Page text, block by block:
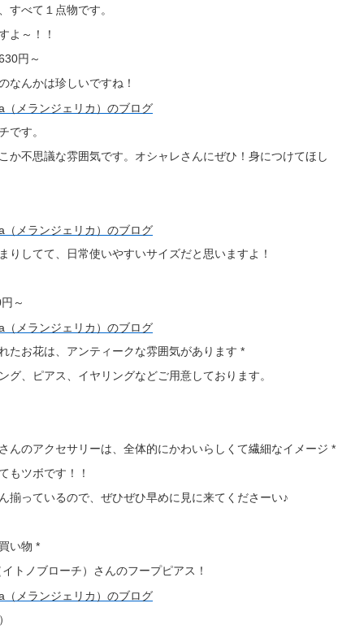
すべて１点物です。
よ～！！
円～
なんかは珍しいですね！
です。
か不思議な雰囲気です。オシャレさんにぜひ！身につけてほし
りしてて、日常使いやすいサイズだと思いますよ！
～
たお花は、アンティークな雰囲気があります *
グ、ピアス、イヤリングなどご用意しております。
んのアクセサリーは、全体的にかわいらしくて繊細なイメージ *
もツボです！！
揃っているので、ぜひぜひ早めに見に来てくださーい♪
い物 *
トノブローチ）さんのフープピアス！